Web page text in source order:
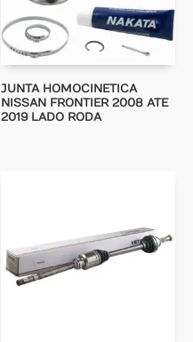
JUNTA HOMOCINETICA
NISSAN FRONTIER 2008 ATE
2019 LADO RODA